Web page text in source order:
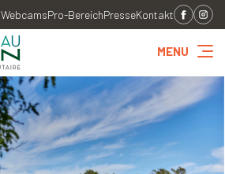
WebcamsPro-BereichPresseKontakt
MENU